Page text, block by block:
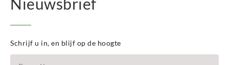
Schrijf u in, en blijf op de hoogte